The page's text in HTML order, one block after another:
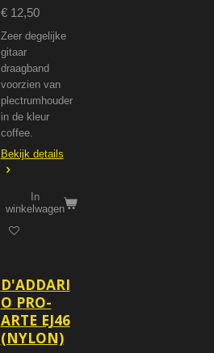
€ 12,50
Zeer degelijke
gitaar
draagband
voorzien van
plectrumhouder
in de kleur
coffee.
Bekijk details
In
winkelwagen
D'ADDARI
O PRO-
ARTE EJ46
(NYLON)